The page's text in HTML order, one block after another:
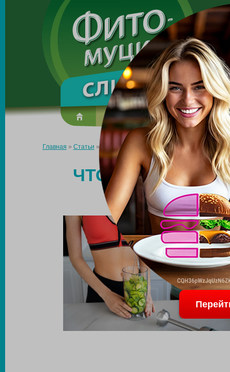
Made in the UK
О препарате Усиль эффект
Главная » Статьи »Что подавляет аппетит и помогает
ЧТО ПОДАВЛЯЕТ